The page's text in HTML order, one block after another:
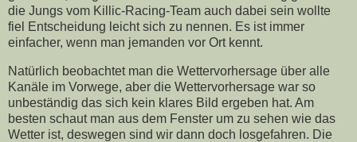
die Jungs vom Killic-Racing-Team auch dabei sein wollte
fiel Entscheidung leicht sich zu nennen. Es ist immer
einfacher, wenn man jemanden vor Ort kennt.
Natürlich beobachtet man die Wettervorhersage über alle
Kanäle im Vorwege, aber die Wettervorhersage war so
unbeständig das sich kein klares Bild ergeben hat. Am
besten schaut man aus dem Fenster um zu sehen wie das
Wetter ist, deswegen sind wir dann doch losgefahren. Die